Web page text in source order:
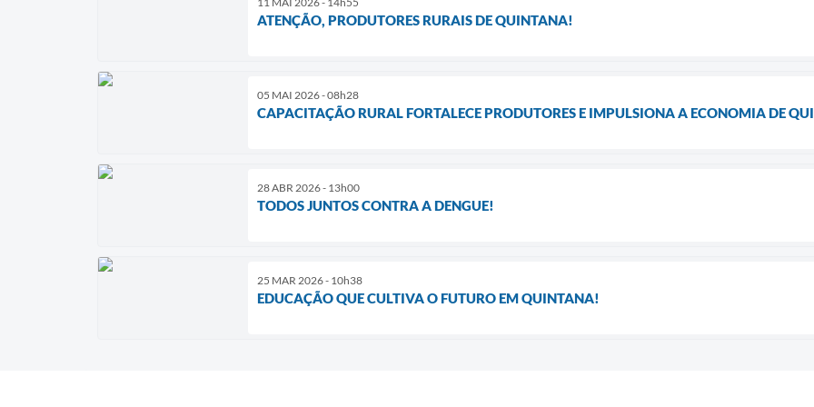
ATENÇÃO, PRODUTORES RURAIS DE QUINTANA!
05 MAI 2026 - 08h28
CAPACITAÇÃO RURAL FORTALECE PRODUTORES E IMPULSIONA A ECONOMIA DE
28 ABR 2026 - 13h00
TODOS JUNTOS CONTRA A DENGUE!
25 MAR 2026 - 10h38
EDUCAÇÃO QUE CULTIVA O FUTURO EM QUINTANA!